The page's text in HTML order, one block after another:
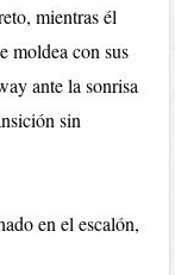
mientras él
moldea con sus
ante la sonrisa
sin
en el escalón,